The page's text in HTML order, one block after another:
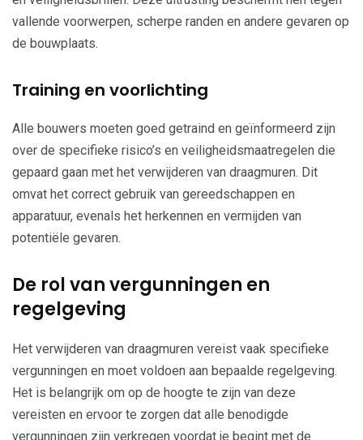
vallende voorwerpen, scherpe randen en andere gevaren op
de bouwplaats.
Training en voorlichting
Alle bouwers moeten goed getraind en geïnformeerd zijn
over de specifieke risico’s en veiligheidsmaatregelen die
gepaard gaan met het verwijderen van draagmuren. Dit
omvat het correct gebruik van gereedschappen en
apparatuur, evenals het herkennen en vermijden van
potentiële gevaren.
De rol van vergunningen en
regelgeving
Het verwijderen van draagmuren vereist vaak specifieke
vergunningen en moet voldoen aan bepaalde regelgeving.
Het is belangrijk om op de hoogte te zijn van deze
vereisten en ervoor te zorgen dat alle benodigde
vergunningen zijn verkregen voordat je begint met de